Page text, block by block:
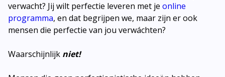
verwacht? Jij wilt perfectie leveren met je online
programma, en dat begrijpen we, maar zijn er ook
mensen die perfectie van jou verwáchten?
Waarschijnlijk niet!